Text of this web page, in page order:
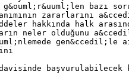
g&ouml;r&uuml;len bazı
zararlarını
hakkında halk
neler olduğunu
gen&ccedil;le
başvurulabilecek